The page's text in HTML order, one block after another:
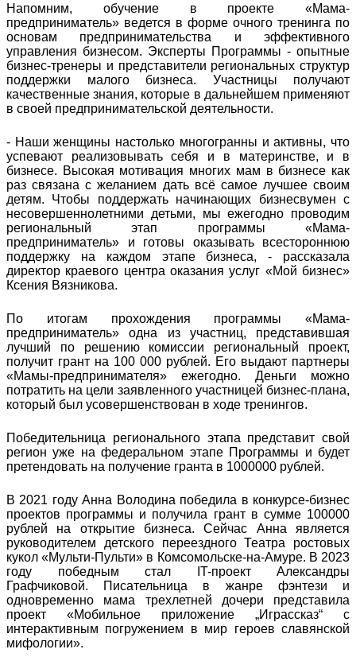
Напомним, обучение в проекте «Мама-
предприниматель» ведется в форме очного тренинга по
основам предпринимательства и эффективного
управления бизнесом. Эксперты Программы - опытные
бизнес-тренеры и представители региональных структур
поддержки малого бизнеса. Участницы получают
качественные знания, которые в дальнейшем применяют
в своей предпринимательской деятельности.
- Наши женщины настолько многогранны и активны, что
успевают реализовывать себя и в материнстве, и в
бизнесе. Высокая мотивация многих мам в бизнесе как
раз связана с желанием дать всё самое лучшее своим
детям. Чтобы поддержать начинающих бизнесвумен с
несовершеннолетними детьми, мы ежегодно проводим
региональный этап программы «Мама-
предприниматель» и готовы оказывать всестороннюю
поддержку на каждом этапе бизнеса, - рассказала
директор краевого центра оказания услуг «Мой бизнес»
Ксения Вязникова.
По итогам прохождения программы «Мама-
предприниматель» одна из участниц, представившая
лучший по решению комиссии региональный проект,
получит грант на 100 000 рублей. Его выдают партнеры
«Мамы-предпринимателя» ежегодно. Деньги можно
потратить на цели заявленного участницей бизнес-плана,
который был усовершенствован в ходе тренингов.
Победительница регионального этапа представит свой
регион уже на федеральном этапе Программы и будет
претендовать на получение гранта в 1000000 рублей.
В 2021 году Анна Володина победила в конкурсе-бизнес
проектов программы и получила грант в сумме 100000
рублей на открытие бизнеса. Сейчас Анна является
руководителем детского переездного Театра ростовых
кукол «Мульти-Пульти» в Комсомольске-на-Амуре. В 2023
году победным стал IT-проект Александры
Графчиковой. Писательница в жанре фэнтези и
одновременно мама трехлетней дочери представила
проект «Мобильное приложение „Играссказ“ с
интерактивным погружением в мир героев славянской
мифологии».